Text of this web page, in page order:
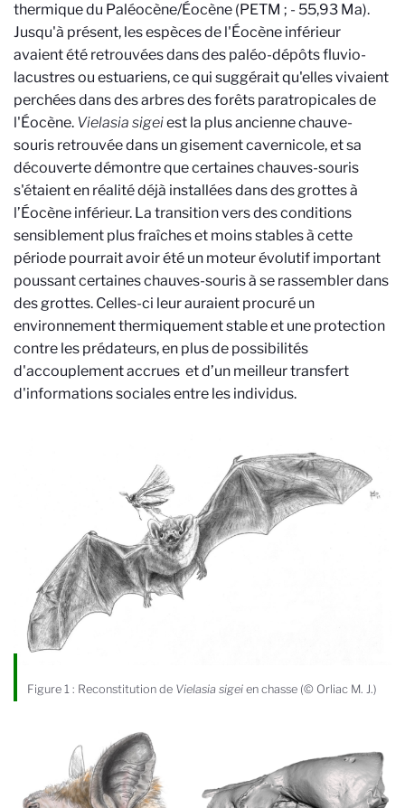
thermique du Paléocène/Éocène (PETM ; - 55,93 Ma).
Jusqu'à présent, les espèces de l'Éocène inférieur
avaient été retrouvées dans des paléo-dépôts fluvio-
lacustres ou estuariens, ce qui suggérait qu'elles vivaient
perchées dans des arbres des forêts paratropicales de
l'Éocène. Vielasia sigeiest la plus ancienne chauve-
souris retrouvée dans un gisement cavernicole, et sa
découverte démontre que certaines chauves-souris
s'étaient en réalité déjà installées dans des grottes à
l’Éocène inférieur. La transition vers des conditions
sensiblement plus fraîches et moins stables à cette
période pourrait avoir été un moteur évolutif important
poussant certaines chauves-souris à se rassembler dans
des grottes. Celles-ci leur auraient procuré un
environnement thermiquement stable et une protection
contre les prédateurs, en plus de possibilités
d'accouplement accrues et d’un meilleur transfert
d'informations sociales entre les individus.
Figure 1 : Reconstitution de Vielasia sigei en chasse (© Orliac M. J.)